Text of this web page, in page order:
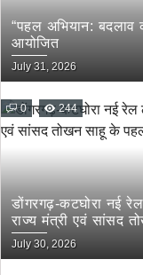
“पहल अभियान: बदलाव
आयोजित
July 31, 2026
0 244
डोंगरगढ़-कटघोरा नई
राज्य मंत्री एवं सांसद
July 30, 2026